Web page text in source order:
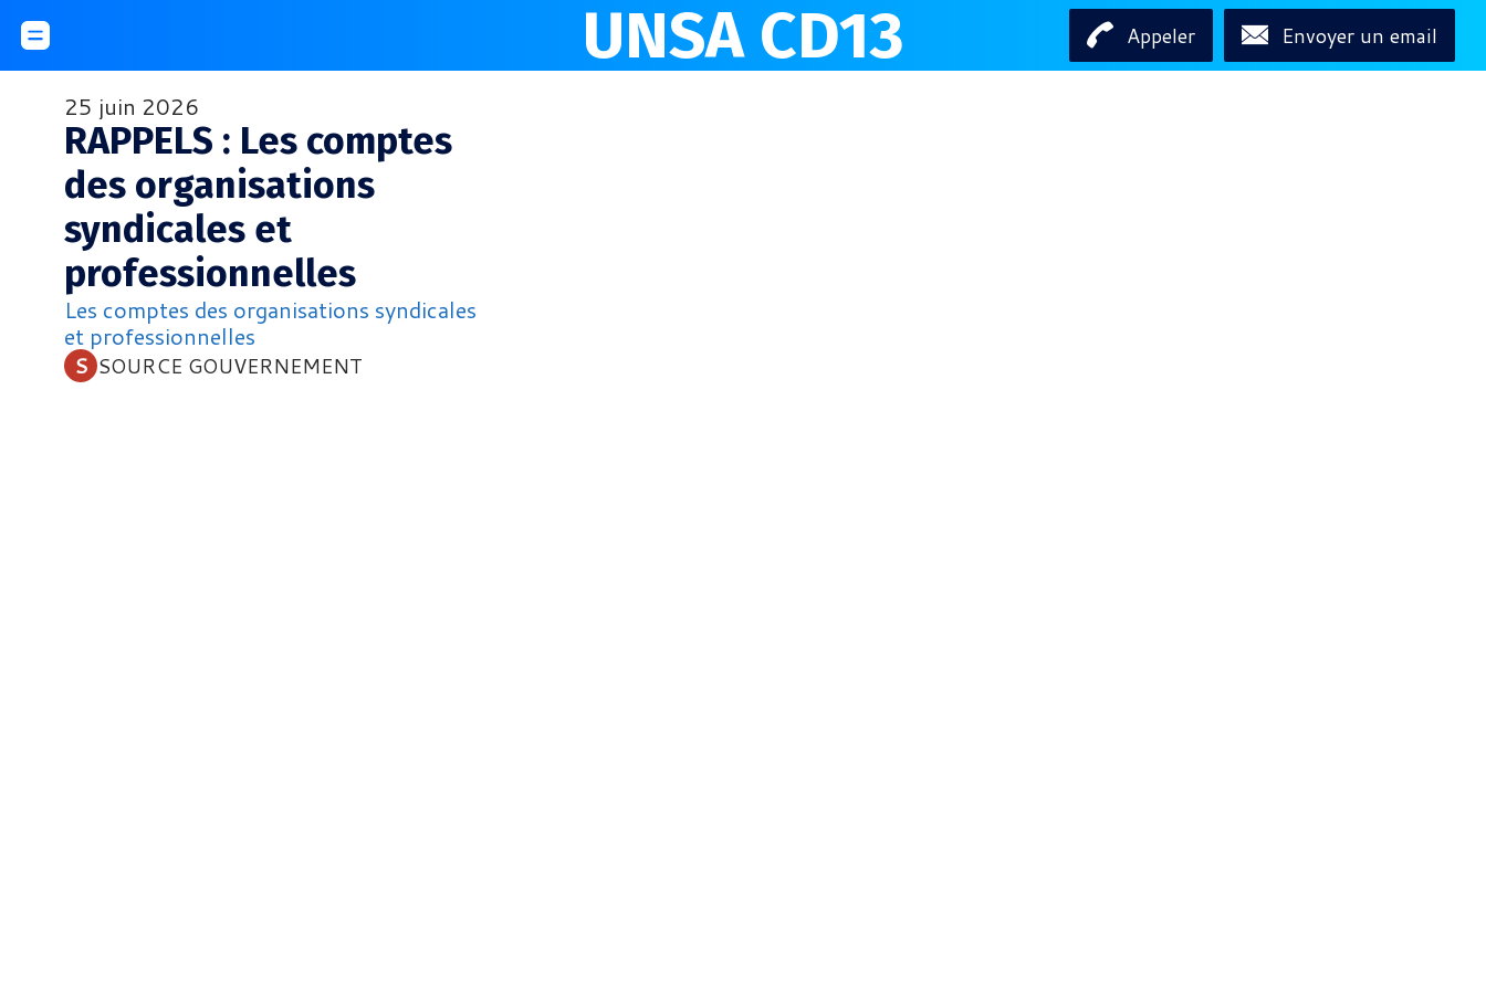
UNSA CD13 Appeler Envoyer un email
25 juin 2026
RAPPELS : Les comptes
des organisations
syndicales et
professionnelles
Les comptes des organisations syndicales
et professionnelles
S SOURCE GOUVERNEMENT